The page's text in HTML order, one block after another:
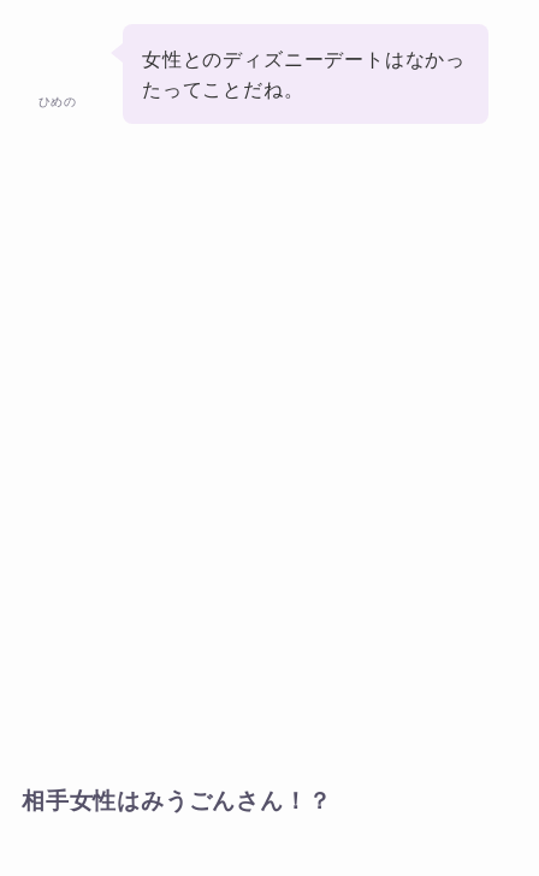
ひめの
女性とのディズニーデートはなかっ
たってことだね。
相手女性はみうごんさん！？